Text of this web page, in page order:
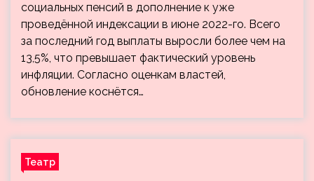
социальных пенсий в дополнение к уже
проведённой индексации в июне 2022-го. Всего
за последний год выплаты выросли более чем на
13,5%, что превышает фактический уровень
инфляции. Согласно оценкам властей,
обновление коснётся…
Театр